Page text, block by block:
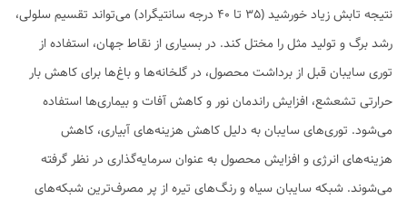
نتیجه تابش زیاد خورشید (35 تا 40 درجه سانتیگراد) می‌تواند تقسیم سلولی،
رشد برگ و تولید مثل را مختل کند. در بسیاری از نقاط جهان، استفاده از
توری سایبان قبل از برداشت محصول، در گلخانه‌ها و باغ‌ها برای کاهش بار
حرارتی تشعشع، افزایش راندمان نور و کاهش آفات و بیماری‌ها استفاده
می‌شود. توری‌های سایبان به دلیل کاهش هزینه‌های آبیاری، کاهش
هزینه‌های انرژی و افزایش محصول به عنوان سرمایه‌گذاری در نظر گرفته
می‌شوند. شبکه سایبان سیاه و رنگ‌های تیره از پر مصرف‌ترین شبکه‌های